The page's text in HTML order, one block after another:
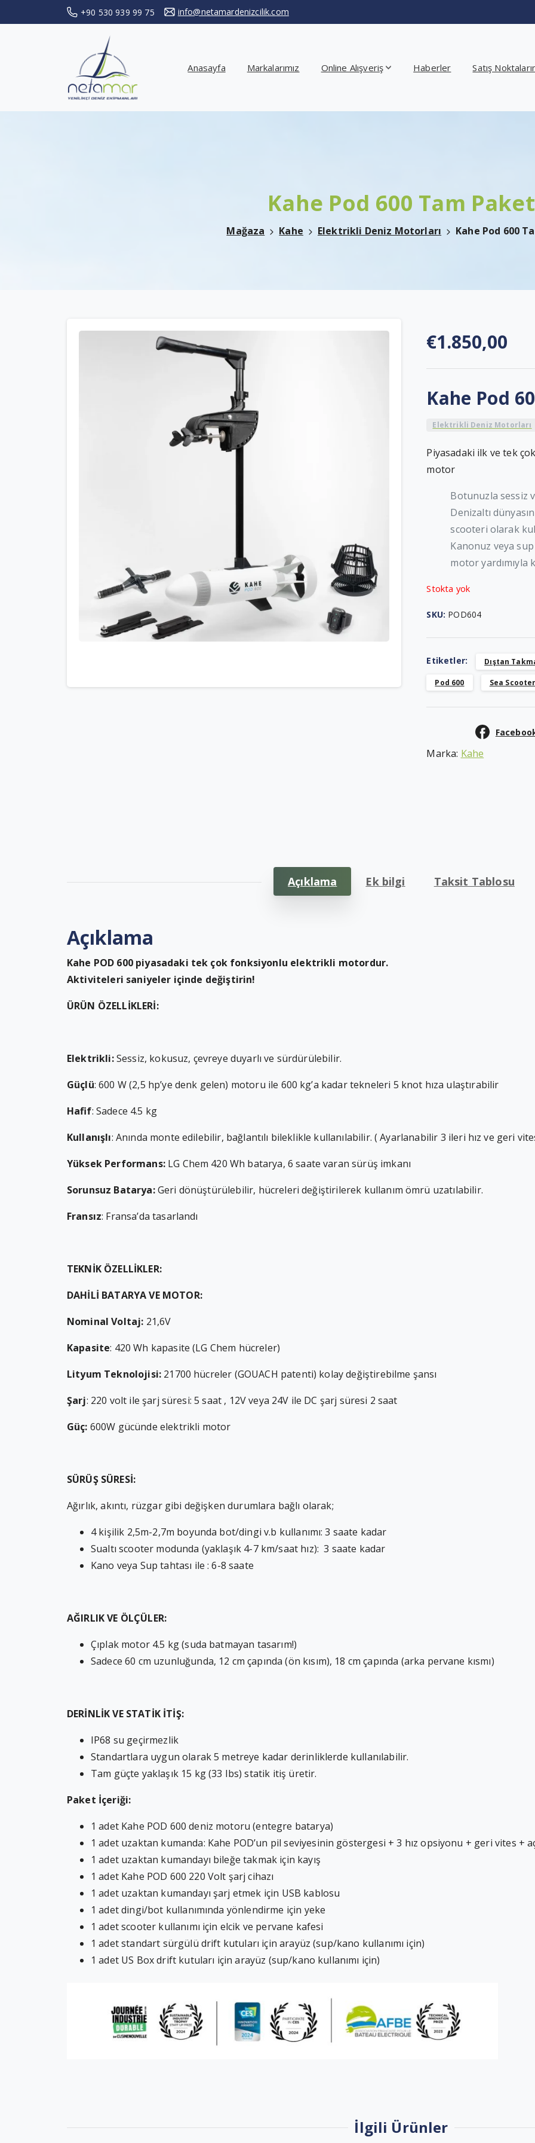
+90 530 939 99 75 info@netamardenizcilik.com
Anasayfa Markalarımız Online Alışveriş Haberler Satış
Kahe Pod 600 Tam Paket
Mağaza Kahe Elektrikli Deniz Motorları Kahe Pod 600
€1.850,00
Kahe Pod
Elektrikli Deniz Motorları
Piyasadaki ilk ve tek
motor
Botunuzla sessiz
Denizaltı
scooteri olarak
Kanonuz veya
motor
Stokta yok
SKU: POD604
Etiketler: Dıştan
Pod 600 Sea
Marka: Kahe
Açıklama Ek bilgi Taksit Tablosu
Açıklama
Kahe POD 600 piyasadaki tek çok fonksiyonlu elektrikli motordur.
Aktiviteleri saniyeler içinde değiştirin!
ÜRÜN ÖZELLİKLERİ:
Elektrikli:Sessiz, kokusuz, çevreye duyarlı ve sürdürülebilir.
Güçlü: 600 W (2,5 hp’ye denk gelen) motoru ile 600 kg’a kadar tekneleri 5 knot hıza ulaştırabilir
Hafif: Sadece 4.5 kg
Kullanışlı: Anında monte edilebilir, bağlantılı bileklikle kullanılabilir. ( Ayarlanabilir 3 ileri hız ve geri
Yüksek Performans:LG Chem 420 Wh batarya, 6 saate varan sürüş imkanı
Sorunsuz Batarya:Geri dönüştürülebilir, hücreleri değiştirilerek kullanım ömrü uzatılabilir.
Fransız: Fransa’da tasarlandı
TEKNİK ÖZELLİKLER:
DAHİLİ BATARYA VE MOTOR:
Nominal Voltaj: 21,6V
Kapasite: 420 Wh kapasite (LG Chem hücreler)
Lityum Teknolojisi: 21700 hücreler (GOUACH patenti) kolay değiştirebilme şansı
Şarj: 220 volt ile şarj süresi: 5 saat , 12V veya 24V ile DC şarj süresi 2 saat
Güç: 600W gücünde elektrikli motor
SÜRÜŞ SÜRESİ:
Ağırlık, akıntı, rüzgar gibi değişken durumlara bağlı olarak;
4 kişilik 2,5m-2,7m boyunda bot/dingi v.b kullanımı: 3 saate kadar
Sualtı scooter modunda (yaklaşık 4-7 km/saat hız): 3 saate kadar
Kano veya Sup tahtası ile : 6-8 saate
AĞIRLIK VE ÖLÇÜLER:
Çıplak motor 4.5 kg (suda batmayan tasarım!)
Sadece 60 cm uzunluğunda, 12 cm çapında (ön kısım), 18 cm çapında (arka pervane kısmı)
DERİNLİK VE STATİK İTİŞ:
IP68 su geçirmezlik
Standartlara uygun olarak 5 metreye kadar derinliklerde kullanılabilir.
Tam güçte yaklaşık 15 kg (33 Ibs) statik itiş üretir.
Paket İçeriği:
1 adet Kahe POD 600 deniz motoru (entegre batarya)
1 adet uzaktan kumanda: Kahe POD’un pil seviyesinin göstergesi + 3 hız opsiyonu + geri vites +
1 adet uzaktan kumandayı bileğe takmak için kayış
1 adet Kahe POD 600 220 Volt şarj cihazı
1 adet uzaktan kumandayı şarj etmek için USB kablosu
1 adet dingi/bot kullanımında yönlendirme için yeke
1 adet scooter kullanımı için elcik ve pervane kafesi
1 adet standart sürgülü drift kutuları için arayüz (sup/kano kullanımı için)
1 adet US Box drift kutuları için arayüz (sup/kano kullanımı için)
İlgili Ürünler